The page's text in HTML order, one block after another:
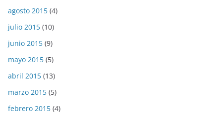
agosto 2015 (4)
julio 2015 (10)
junio 2015 (9)
mayo 2015 (5)
abril 2015 (13)
marzo 2015 (5)
febrero 2015 (4)